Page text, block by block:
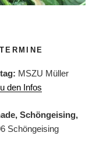
MSZU Müller
den Infos
Schöngeising,
Schöngeising